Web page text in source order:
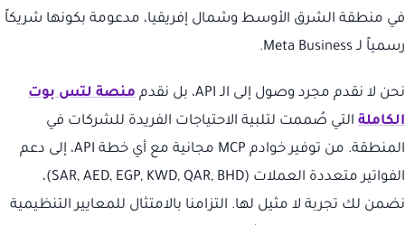
في منطقة الشرق الأوسط وشمال إفريقيا، مدعومة بكونها شريكاً
رسمياً لـ Meta Business.
نحن لا نقدم مجرد وصول إلى الـ API، بل نقدم
منصة لتس بوت
الكاملة التي صُممت لتلبية الاحتياجات الفريدة للشركات في
المنطقة. من توفير خوادم MCP مجانية مع أي خطة API، إلى دعم
الفواتير متعددة العملات (SAR, AED, EGP, KWD, QAR, BHD)،
نضمن لك تجربة لا مثيل لها. التزامنا بالامتثال للمعايير التنظيمية